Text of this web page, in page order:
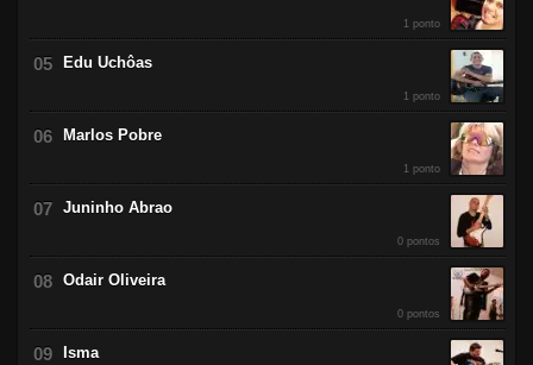
1 ponto
Edu Uchôas
1 ponto
Marlos Pobre
1 ponto
Juninho Abrao
0 pontos
Odair Oliveira
0 pontos
Isma